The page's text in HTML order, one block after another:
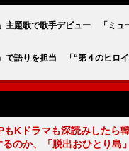
主題歌で歌手デビュー 「ミュ
で語りを担当 「“第４のヒロイ
もKドラマも深読みしたら
るのか、「脱出おひとり島